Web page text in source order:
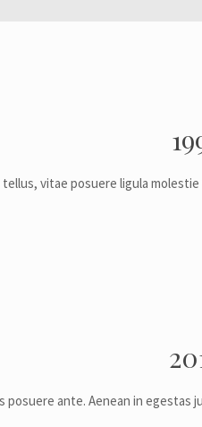
tellus, vitae posuere ligula molestie
posuere ante. Aenean in egestas